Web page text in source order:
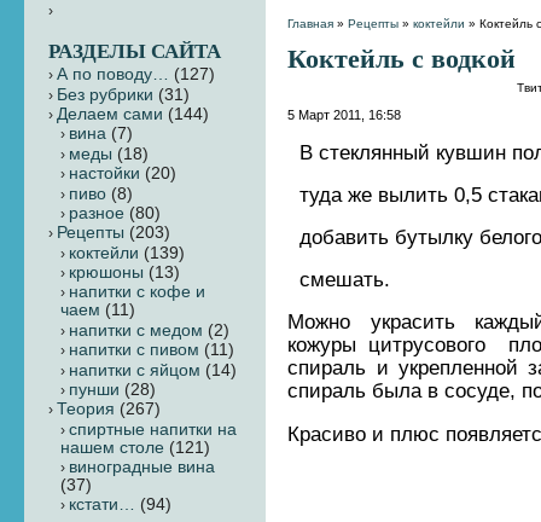
Главная »Рецепты »коктейли » Коктейль
Коктейль с водкой
5 Март 2011, 16:58
В стеклянный кувшин
туда же вылить 0,5
добавить бутылку
смешать.
Можно украсить
кожуры цитрусового
спираль и укрепленной
спираль была в сосуде,
Красиво и плюс
РАЗДЕЛЫ САЙТА
А по поводу… (127)
Без рубрики (31)
Делаем сами (144)
вина (7)
меды (18)
настойки (20)
пиво (8)
разное (80)
Рецепты (203)
коктейли (139)
крюшоны (13)
напитки с кофе и
чаем (11)
напитки с медом (2)
напитки с пивом (11)
напитки с яйцом (14)
пунши (28)
Теория (267)
cпиртные напитки на
нашем столе (121)
виноградные вина
(37)
кстати… (94)